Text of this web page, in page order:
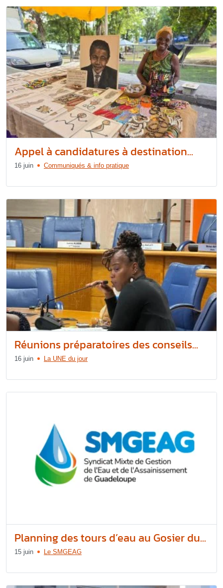
Appel à candidatures à destination...
16 juin Communiqués & info pratique
Réunions préparatoires des conseils...
16 juin La UNE du jour
Planning des tours d’eau au Gosier du...
15 juin Le SMGEAG